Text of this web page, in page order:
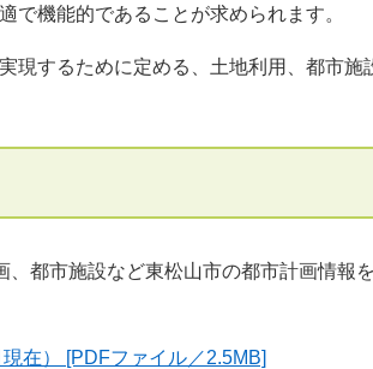
で機能的であることが求められます。
現するために定める、土地利用、都市施
都市施設など東松山市の都市計画情報
在） [PDFファイル／2.5MB]